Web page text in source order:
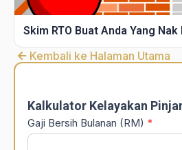
Skim RTO Buat Anda Yang
Kembali ke Halaman Utama
Kalkulator Kelayakan
Gaji Bersih Bulanan (RM) *